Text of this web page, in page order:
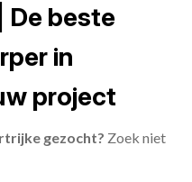
De beste
in
project
gezocht? Zoek niet